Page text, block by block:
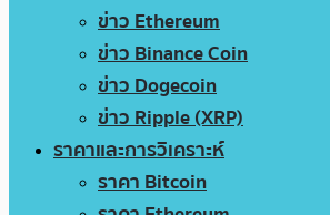
ข่าว Ethereum
ข่าว Binance Coin
ข่าว Dogecoin
ข่าว Ripple (XRP)
ราคาและการวิเคราะห์
ราคา Bitcoin